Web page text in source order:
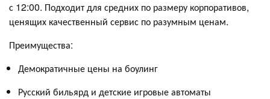
с 12:00. Подходит для средних по размеру корпоративов,
ценящих качественный сервис по разумным ценам.
Преимущества:
Демократичные цены на боулинг
Русский бильярд и детские игровые автоматы